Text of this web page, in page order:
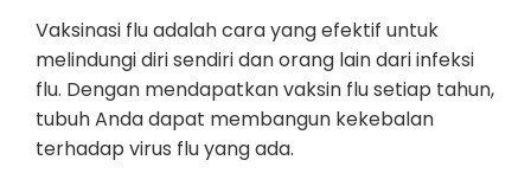
Vaksinasi flu adalah cara yang efektif untuk
melindungi diri sendiri dan orang lain dari infeksi
flu. Dengan mendapatkan vaksin flu setiap tahun,
tubuh Anda dapat membangun kekebalan
terhadap virus flu yang ada.